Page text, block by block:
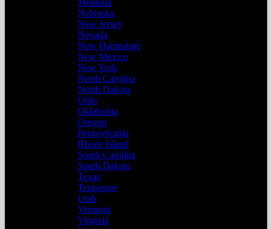
Montana
Nebraska
New Jersey
Nevada
New Hampshire
New Mexico
New York
North Carolina
North Dakota
Ohio
Oklahoma
Oregon
Pennsylvania
Rhode Island
South Carolina
South Dakota
Texas
Tennessee
Utah
Vermont
Virginia